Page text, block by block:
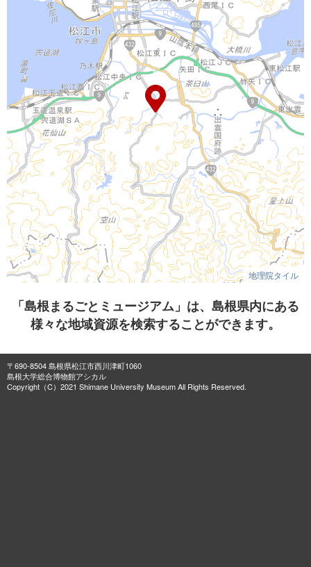
地理院タイル
「島根まるごとミュージアム」は、島根県内にある
様々な地域資源を検索することができます。
〒690-8504 島根県松江市西川津町1060
島根大学総合博物館アシカル
Copyright（C）2021 Shimane University Museum All Rights Reserved.